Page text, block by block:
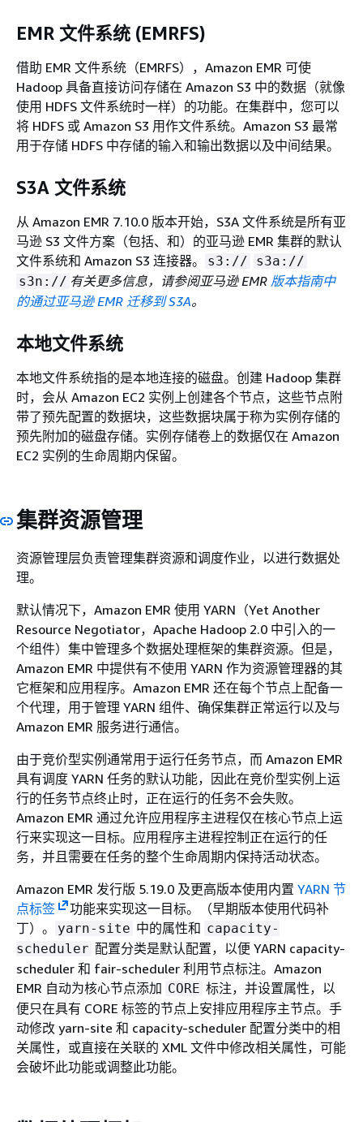
EMR 文件系统 (EMRFS)
借助 EMR 文件系统（EMRFS），Amazon EMR 可使
Hadoop 具备直接访问存储在 Amazon S3 中的数据（就像
使用 HDFS 文件系统时一样）的功能。在集群中，您可以
将 HDFS 或 Amazon S3 用作文件系统。Amazon S3 最常
用于存储 HDFS 中存储的输入和输出数据以及中间结果。
S3A 文件系统
从 Amazon EMR 7.10.0 版本开始，S3A 文件系统是所有亚
马逊 S3 文件方案（包括、和）的亚马逊 EMR 集群的默认
文件系统和 Amazon S3 连接器。
s3://
s3a://
s3n:// 有关更多信息，请参阅亚马逊 EMR 版本指南中
的通过亚马逊 EMR 迁移到 S3A。
本地文件系统
本地文件系统指的是本地连接的磁盘。创建 Hadoop 集群
时，会从 Amazon EC2 实例上创建各个节点，这些节点附
带了预先配置的数据块，这些数据块属于称为实例存储的
预先附加的磁盘存储。实例存储卷上的数据仅在 Amazon
EC2 实例的生命周期内保留。
集群资源管理
资源管理层负责管理集群资源和调度作业，以进行数据处
理。
默认情况下，Amazon EMR 使用 YARN（Yet Another
Resource Negotiator，Apache Hadoop 2.0 中引入的一
个组件）集中管理多个数据处理框架的集群资源。但是，
Amazon EMR 中提供有不使用 YARN 作为资源管理器的其
它框架和应用程序。Amazon EMR 还在每个节点上配备一
个代理，用于管理 YARN 组件、确保集群正常运行以及与
Amazon EMR 服务进行通信。
由于竞价型实例通常用于运行任务节点，而 Amazon EMR
具有调度 YARN 任务的默认功能，因此在竞价型实例上运
行的任务节点终止时，正在运行的任务不会失败。
Amazon EMR 通过允许应用程序主进程仅在核心节点上运
行来实现这一目标。应用程序主进程控制正在运行的任
务，并且需要在任务的整个生命周期内保持活动状态。
Amazon EMR 发行版 5.19.0 及更高版本使用内置 YARN 节
点标签
功能来实现这一目标。（早期版本使用代码补
丁）。
yarn-site 中的属性和 capacity-
scheduler 配置分类是默认配置，以便 YARN capacity-
scheduler 和 fair-scheduler 利用节点标注。Amazon
EMR 自动为核心节点添加 CORE 标注，并设置属性，以
便只在具有 CORE 标签的节点上安排应用程序主节点。手
动修改 yarn-site 和 capacity-scheduler 配置分类中的相
关属性，或直接在关联的 XML 文件中修改相关属性，可能
会破坏此功能或调整此功能。